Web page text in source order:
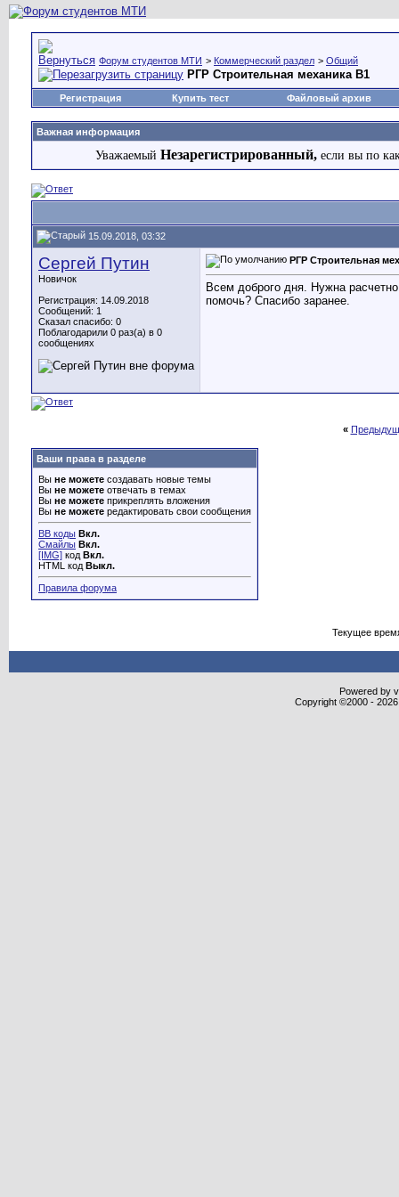
Форум студентов МТИ > Коммерческий раздел > Общий
РГР Строительная механика В1
Регистрация Купить тест Файловый архив
Важная информация
Уважаемый Незарегистрированный, если вы по
15.09.2018, 03:32
Сергей Путин
Новичок
Регистрация: 14.09.2018
Сообщений: 1
Сказал спасибо: 0
Поблагодарили 0 раз(а) в 0
сообщениях
РГР Строительная
Всем доброго дня. Нужна
помочь? Спасибо заранее.
«
Ваши права в разделе
Вы не можете создавать новые темы
Вы не можете отвечать в темах
Вы не можете прикреплять вложения
Вы не можете редактировать свои сообщения
BB коды Вкл.
Смайлы Вкл.
[IMG] код Вкл.
HTML код Выкл.
Правила форума
Текущее
Powered by
Copyright ©2000 -